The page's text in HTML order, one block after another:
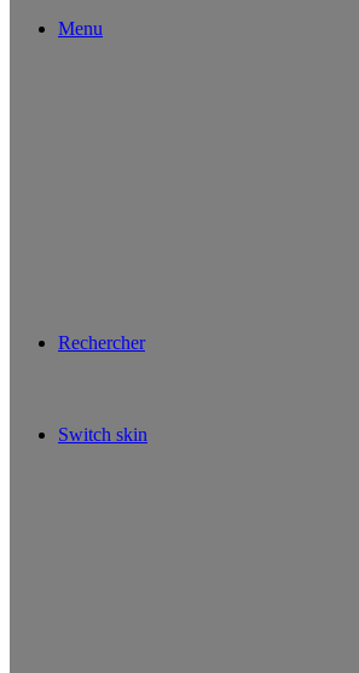
Menu
Rechercher
Switch skin